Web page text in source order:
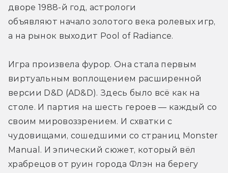
дворе 1988-й год, астрологи
объявляют начало золотого века ролевых игр,
а на рынок выходит Pool of Radiance.
Игра произвела фурор. Она стала первым
виртуальным воплощением расширенной
версии D&D (AD&D). Здесь было всё как на
столе. И партия на шесть героев — каждый со
своим мировоззрением. И схватки с
чудовищами, сошедшими со страниц Monster
Manual. И эпический сюжет, который вёл
храбрецов от руин города Флэн на берегу